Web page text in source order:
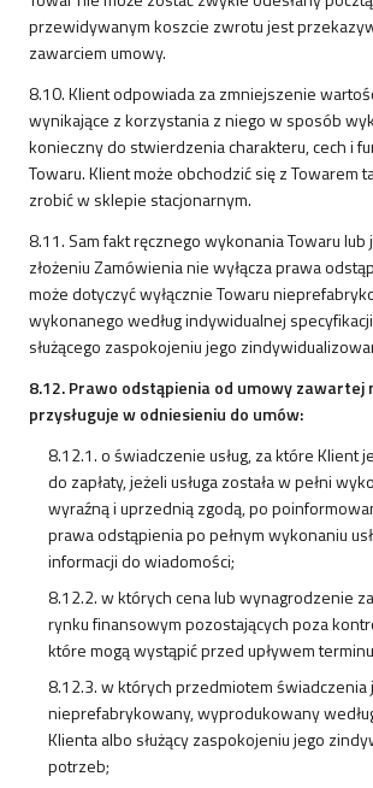
przewidywanym koszcie zwrotu jest
zawarciem umowy.
8.10. Klient odpowiada za zmniejszenie
wynikające z korzystania z niego w sposób
konieczny do stwierdzenia charakteru, cech i
Towaru. Klient może obchodzić się z Towarem
zrobić w sklepie stacjonarnym.
8.11. Sam fakt ręcznego wykonania Towaru
złożeniu Zamówienia nie wyłącza prawa
może dotyczyć wyłącznie Towaru
wykonanego według indywidualnej
służącego zaspokojeniu jego
8.12. Prawo odstąpienia od umowy zawartej
przysługuje w odniesieniu do umów:
8.12.1. o świadczenie usług, za które Klient
do zapłaty, jeżeli usługa została w pełni
wyraźną i uprzednią zgodą, po
prawa odstąpienia po pełnym wykonaniu
informacji do wiadomości;
8.12.2. w których cena lub wynagrodzenie
rynku finansowym pozostających poza
które mogą wystąpić przed upływem
8.12.3. w których przedmiotem świadczenia
nieprefabrykowany, wyprodukowany
Klienta albo służący zaspokojeniu jego
potrzeb;